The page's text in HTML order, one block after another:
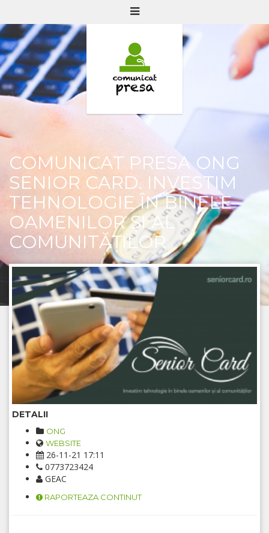
COMUNICAT PRESA ONG
SENIOR CARD. INVESTIM
TEHNOLOGIE ÎN BINELE
OAMENILOR ȘI AL
COMUNITĂȚILOR
DETALII
ONG
WEBSITE
26-11-21 17:11
0773723424
GEAC
RAPORTEAZA CONTINUT